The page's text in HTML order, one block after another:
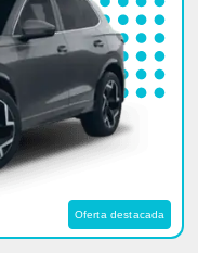
Oferta destacada